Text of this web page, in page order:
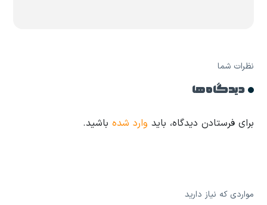
نظرات شما
دیدگاه ها
برای فرستادن دیدگاه، باید وارد شده باشید.
مواردی که نیاز دارید